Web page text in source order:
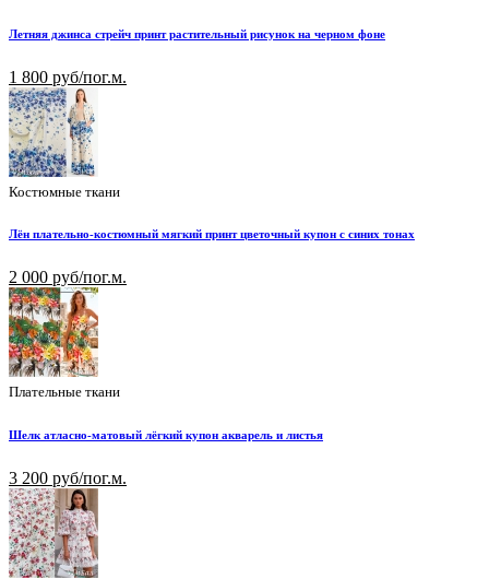
Летняя джинса стрейч принт растительный рисунок на черном фоне
1 800 руб/пог.м.
Костюмные ткани
Лён плательно-костюмный мягкий принт цветочный купон с синих тонах
2 000 руб/пог.м.
Плательные ткани
Шелк атласно-матовый лёгкий купон акварель и листья
3 200 руб/пог.м.